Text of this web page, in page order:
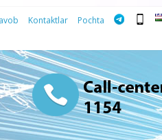
Kontaktlar Pochta